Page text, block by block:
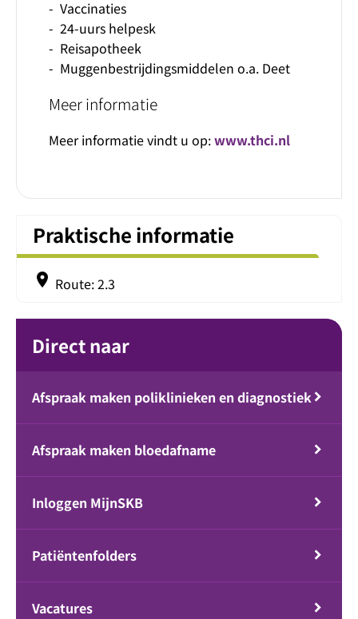
- Vaccinaties
- 24-uurs helpesk
- Reisapotheek
- Muggenbestrijdingsmiddelen o.a. Deet
Meer informatie
Meer informatie vindt u op:www.thci.nl
Praktische informatie
place Route: 2.3
Direct naar
Afspraak maken poliklinieken en diagnostiek
Afspraak maken bloedafname
Inloggen MijnSKB
Patiëntenfolders
Vacatures